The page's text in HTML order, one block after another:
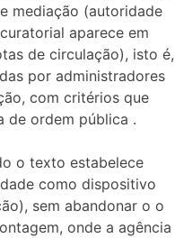
mediação (autoridade
aparece em
de circulação), isto é,
por administradores
com critérios que
de ordem pública .
o texto estabelece
como dispositivo
sem abandonar o o
onde a agência